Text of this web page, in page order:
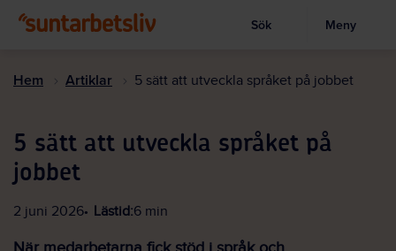
till
Visa sökruta
Sök Meny
Hem Artiklar 5 sätt att utveckla språket på jobbet
5 sätt att utveckla språket på
jobbet
2 juni 2026 Lästid:6 min